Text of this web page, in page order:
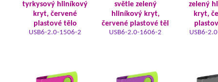
tyrkysový hliníkový
kryt, červené
plastové tělo
USB6-2.0-1506-2
světle zelený
hliníkový kryt,
červené plastové těl
USB6-2.0-1606-2
zelený
kryt,
USB6-